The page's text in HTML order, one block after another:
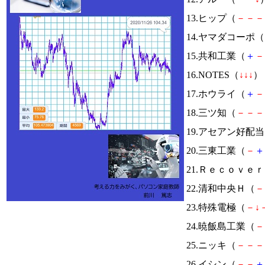
13.ヒップ（ － － －
14.ヤマダコーポ（
15.共和工業（ ＋ －
16.NOTES（ ↓ ↓ ↓ ）
17.ホウライ（ ＋ －
18.三ツ知（ － － －
19.アセアン好配
20.三東工業（ － ＋
21.Ｒｅｃｏｖｅ
22.清和中央Ｈ（ －
23.特殊電極（ － ↓
24.暁飯島工業（ －
25.ニッキ（ － － －